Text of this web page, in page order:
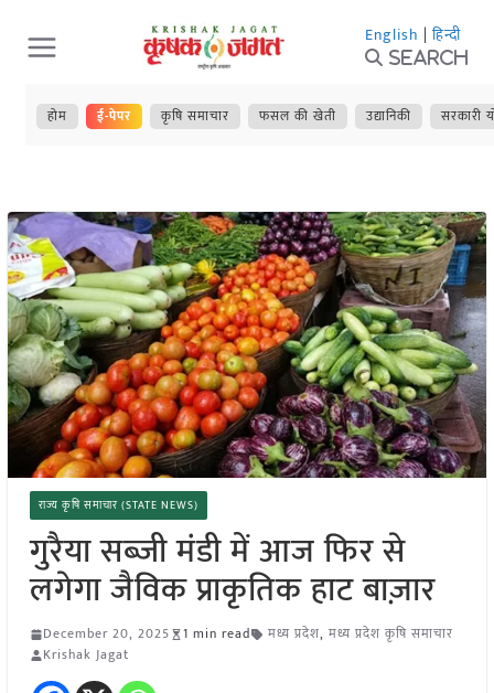
Skip
to
content
English | हिन्दी
Search
होम ई-पेपर कृषि समाचार फसल की खेती उद्यानिकी सरकारी
राज्य कृषि समाचार (STATE NEWS)
गुरैया सब्जी मंडी में आज फिर से
लगेगा जैविक प्राकृतिक हाट बाज़ार
December 20, 2025 1 min read मध्य प्रदेश, मध्य प्रदेश कृषि समाचार
Krishak Jagat